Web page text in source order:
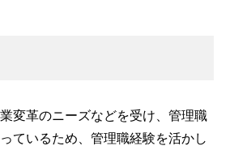
変革のニーズなどを受け、管理職
ているため、管理職経験を活かし